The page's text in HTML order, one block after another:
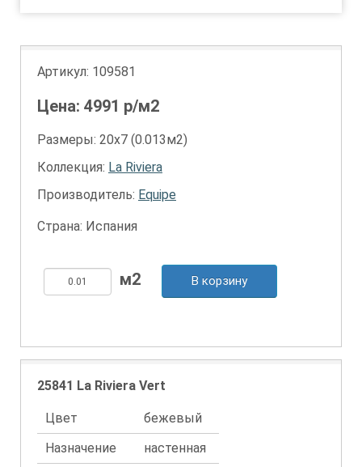
Артикул: 109581
Цена: 4991 р/м2
Размеры: 20х7 (0.013м2)
Коллекция: La Riviera
Производитель: Equipe
Страна: Испания
В корзину
25841 La Riviera Vert
Цвет
бежевый
Назначение
настенная